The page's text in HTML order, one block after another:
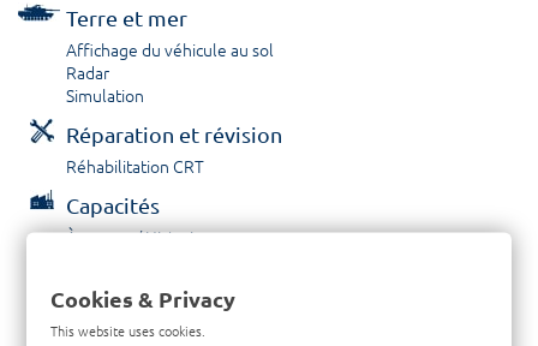
Terre et mer
Affichage du véhicule au sol
Radar
Simulation
Réparation et révision
Réhabilitation CRT
Capacités
À propos / Historique
Contactez nous
Cookies & Privacy
This website uses cookies.